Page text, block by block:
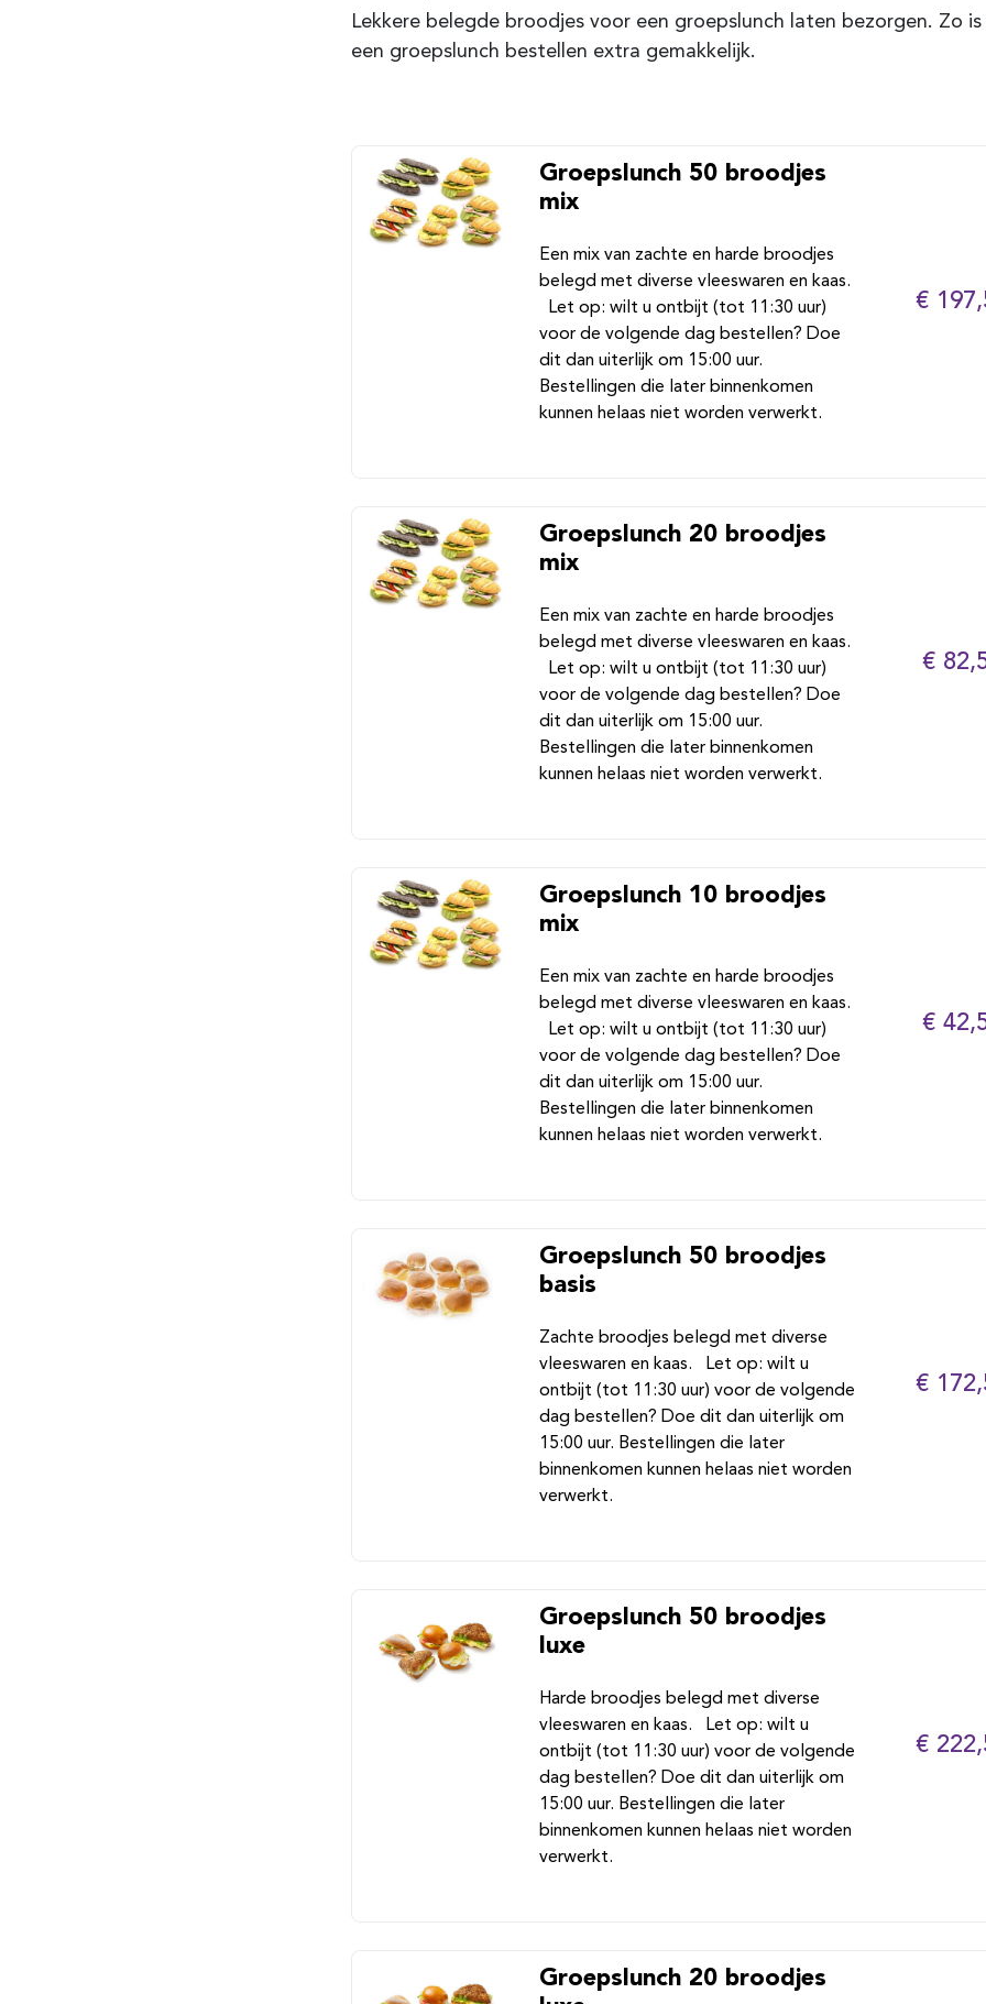
Lekkere belegde broodjes voor een groepslunch laten bezorgen. Zo
een groepslunch bestellen extra gemakkelijk.
Groepslunch 50 broodjes
mix
Een mix van zachte en harde broodjes
belegd met diverse vleeswaren en kaas.
Let op: wilt u ontbijt (tot 11:30 uur)
voor de volgende dag bestellen? Doe
dit dan uiterlijk om 15:00 uur.
Bestellingen die later binnenkomen
kunnen helaas niet worden verwerkt.
€
Groepslunch 20 broodjes
mix
Een mix van zachte en harde broodjes
belegd met diverse vleeswaren en kaas.
Let op: wilt u ontbijt (tot 11:30 uur)
voor de volgende dag bestellen? Doe
dit dan uiterlijk om 15:00 uur.
Bestellingen die later binnenkomen
kunnen helaas niet worden verwerkt.
€
Groepslunch 10 broodjes
mix
Een mix van zachte en harde broodjes
belegd met diverse vleeswaren en kaas.
Let op: wilt u ontbijt (tot 11:30 uur)
voor de volgende dag bestellen? Doe
dit dan uiterlijk om 15:00 uur.
Bestellingen die later binnenkomen
kunnen helaas niet worden verwerkt.
€
Groepslunch 50 broodjes
basis
Zachte broodjes belegd met diverse
vleeswaren en kaas. Let op: wilt u
ontbijt (tot 11:30 uur) voor de volgende
dag bestellen? Doe dit dan uiterlijk om
15:00 uur. Bestellingen die later
binnenkomen kunnen helaas niet worden
verwerkt.
€
Groepslunch 50 broodjes
luxe
Harde broodjes belegd met diverse
vleeswaren en kaas. Let op: wilt u
ontbijt (tot 11:30 uur) voor de volgende
dag bestellen? Doe dit dan uiterlijk om
15:00 uur. Bestellingen die later
binnenkomen kunnen helaas niet worden
verwerkt.
€
Groepslunch 20 broodjes